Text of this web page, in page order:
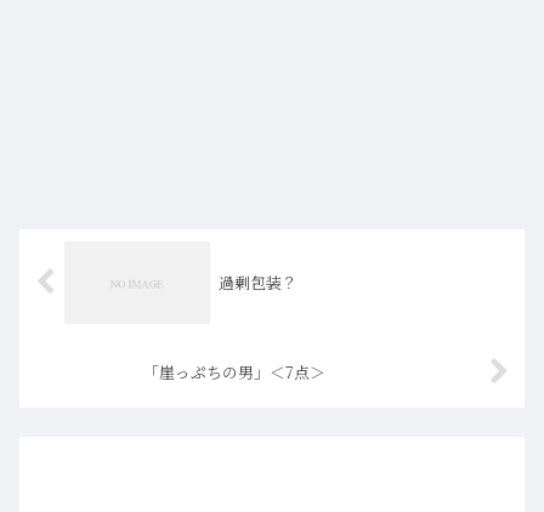
過剰包装？
「崖っぷちの男」＜7点＞